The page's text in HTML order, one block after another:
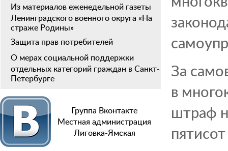
Из материалов еженедельной газеты
Ленинградского военного округа «На
страже Родины»
Защита прав потребителей
О мерах социальной поддержки
отдельных категорий граждан в Санкт-
Петербурге
Группа Вконтакте
Местная администрация
Лиговка-Ямская
За
в
штраф